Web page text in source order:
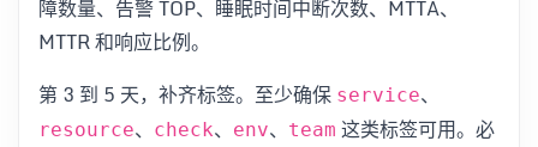
障数量、告警 TOP、睡眠时间中断次数、MTTA、
MTTR 和响应比例。
第 3 到 5 天，补齐标签。至少确保 service、
resource、 check、 env、 team 这类标签可用。必